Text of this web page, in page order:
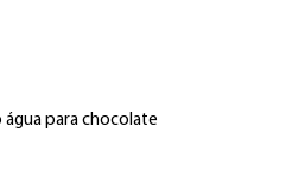
água para chocolate